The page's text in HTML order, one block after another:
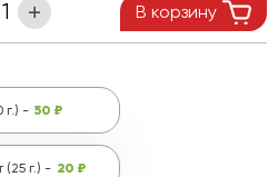
г.) - 50 ₽
(25 г.) - 20 ₽
В корзину